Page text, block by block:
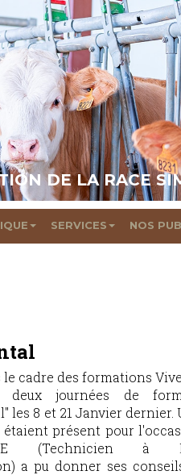
DE LA RACE
SERVICES NOS
le cadre des formations
deux journées de
les 8 et 21 Janvier dernier.
étaient présent pour
(Technicien à
a pu donner ses